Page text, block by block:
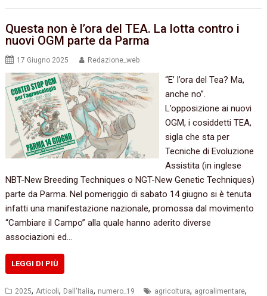
Questa non è l’ora del TEA. La lotta contro i
nuovi OGM parte da Parma
17 Giugno 2025 Redazione_web
“E’ l’ora del Tea? Ma,
anche no”.
L’opposizione ai nuovi
OGM, i cosiddetti TEA,
sigla che sta per
Tecniche di Evoluzione
Assistita (in inglese
NBT-New Breeding Techniques o NGT-New Genetic Techniques)
parte da Parma. Nel pomeriggio di sabato 14 giugno si è tenuta
infatti una manifestazione nazionale, promossa dal movimento
“Cambiare il Campo” alla quale hanno aderito diverse
associazioni ed…
LEGGI DI PIÙ
2025, Articoli, Dall'Italia, numero_19 agricoltura, agroalimentare,